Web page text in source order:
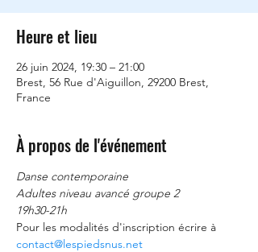
Heure et lieu
26 juin 2024, 19:30 – 21:00
Brest, 56 Rue d'Aiguillon, 29200 Brest,
France
À propos de l'événement
Danse contemporaine
Adultes niveau avancé groupe 2
19h30-21h
Pour les modalités d'inscription écrire à
contact@lespiedsnus.net